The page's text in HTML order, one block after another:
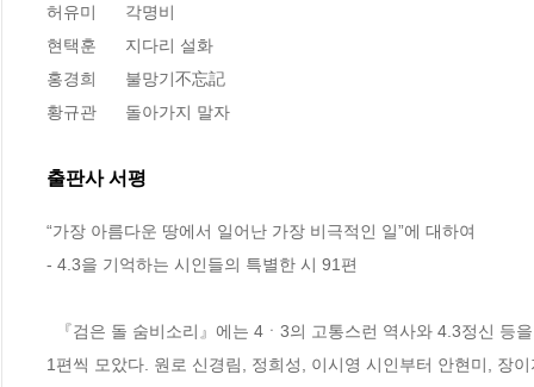
허유미      각명비
현택훈      지다리 설화
홍경희      불망기不忘記
황규관      돌아가지 말자
출판사 서평
“가장 아름다운 땅에서 일어난 가장 비극적인 일”에 대하여
- 4.3을 기억하는 시인들의 특별한 시 91편
1편씩 모았다. 원로 신경림, 정희성, 이시영 시인부터 안현미, 장